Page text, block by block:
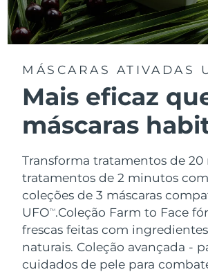
MÁSCARAS ATIVADAS
Mais eficaz
máscaras
Transforma tratamentos de
tratamentos de 2 minutos com
coleções de 3 máscaras
UFOTM.Coleção Farm to Face
frescas feitas com
naturais. Coleção avançada -
cuidados de pele para